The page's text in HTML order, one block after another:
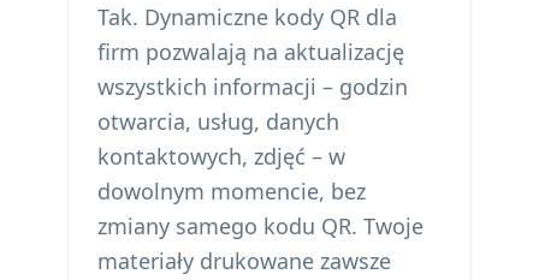
Tak. Dynamiczne kody QR dla
firm pozwalają na aktualizację
wszystkich informacji – godzin
otwarcia, usług, danych
kontaktowych, zdjęć – w
dowolnym momencie, bez
zmiany samego kodu QR. Twoje
materiały drukowane zawsze